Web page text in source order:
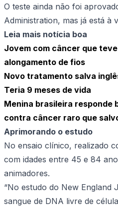
O teste ainda não foi
Administration, mas já está à
Leia mais notícia boa
Jovem com câncer que
alongamento de fios
Novo tratamento salva
Teria 9 meses de vida
Menina brasileira responde
contra câncer raro que
Aprimorando o estudo
No ensaio clínico, realizado
com idades entre 45 e 84
animadores.
“No estudo do New England
sangue de DNA livre de